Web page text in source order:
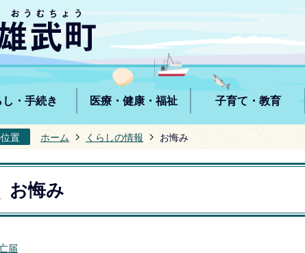
し・手続き 医療・健康・福祉 子育て・教育
置 ホーム くらしの情報 お悔み
お悔み
届